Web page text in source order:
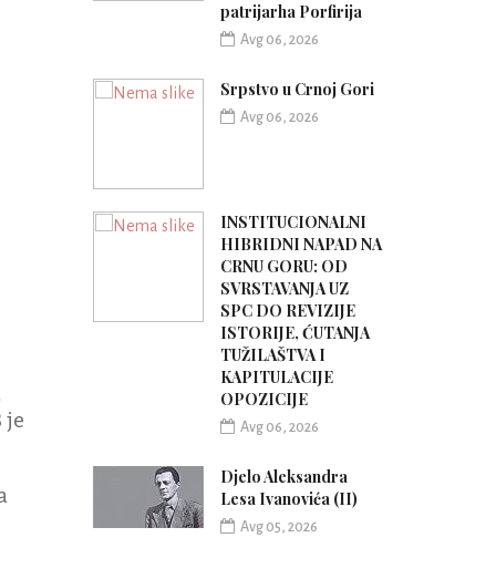
je
patrijarha Porfirija
Avg 06, 2026
Srpstvo u Crnoj Gori
Avg 06, 2026
INSTITUCIONALNI
HIBRIDNI NAPAD NA
CRNU GORU: OD
SVRSTAVANJA UZ
SPC DO REVIZIJE
ISTORIJE, ĆUTANJA
TUŽILAŠTVA I
KAPITULACIJE
OPOZICIJE
Avg 06, 2026
Djelo Aleksandra
Lesa Ivanovića (II)
Avg 05, 2026